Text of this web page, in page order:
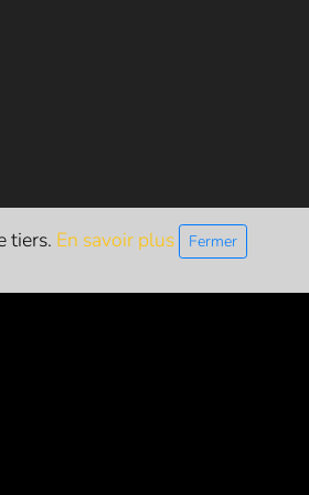
tiers. En savoir plus Fermer